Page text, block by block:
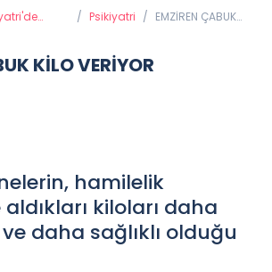
/ Psikiyatri / EMZİREN ÇABUK
KİLO VERİYOR
hamilelik
kiloları daha
ve daha sağlıklı olduğu